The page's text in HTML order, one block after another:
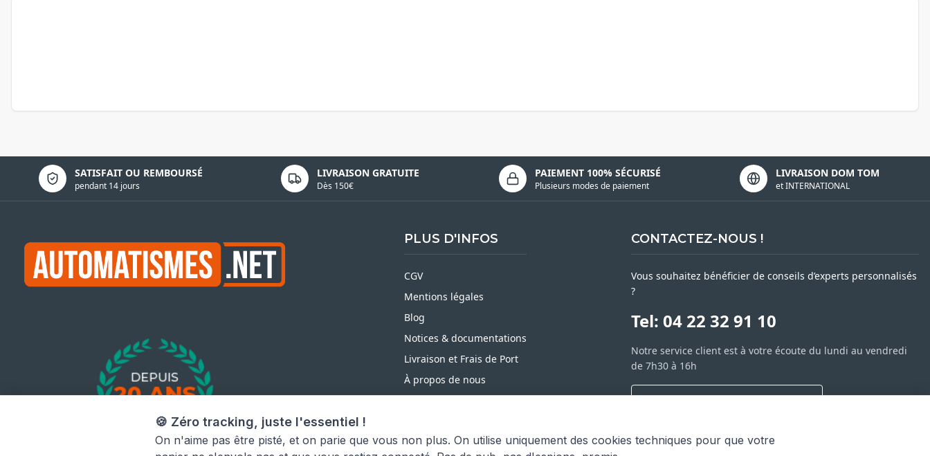
🍪 Zéro tracking, juste l'essentiel !
On n'aime pas être pisté, et on parie que vous non plus. On utilise uniquement des cookies techniques pour que votre
SATISFAIT OU REMBOURSÉ
pendant 14 jours
Politique de confidentialité LIVRAISON GRATUITE
Dès 150€
PAIEMENT 100% SÉCURISÉ
Plusieurs modes de paiement
LIVRAISON DOM TOM
et INTERNATIONAL
PLUS D'INFOS
CGV
Mentions légales
Blog
Notices & documentations
Livraison et Frais de Port
À propos de nous
Satisfait ou Remboursé
CONTACTEZ-NOUS !
Vous souhaitez bénéficier de conseils d’experts personnalisés
?
Tel: 04 22 32 91 10
Notre service client est à votre écoute du lundi au vendredi
de 7h30 à 16h
NOUS CONTACTER PAR MESSAGE
SARL ASP06